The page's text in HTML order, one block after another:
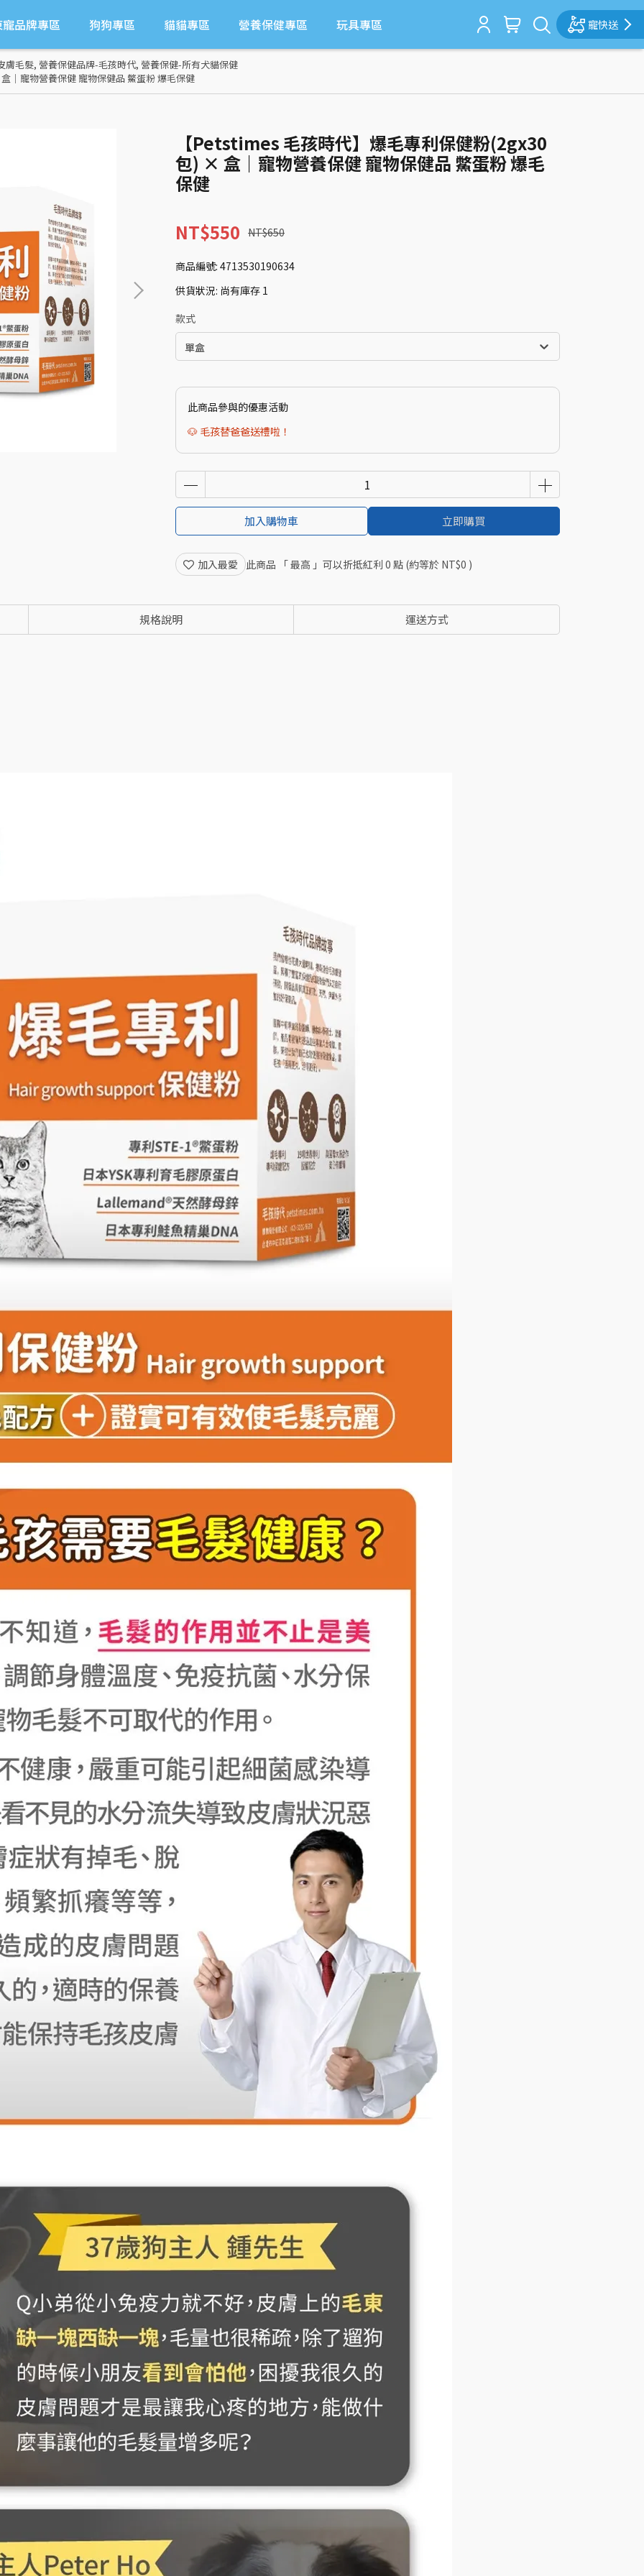
品牌專區 狗狗專區 貓貓專區 營養保健專區 玩具專區 寵快送
膚毛髮, 營養保健品牌-毛孩時代, 營養保健-所有犬貓保健
｜寵物營養保健 寵物保健品 鱉蛋粉 爆毛保健
【Petstimes 毛孩時代】爆毛專利保健粉(2gx30
包) × 盒｜寵物營養保健 寵物保健品 鱉蛋粉 爆毛
保健
NT$550 NT$650
商品編號: 4713530190634
供貨狀況: 尚有庫存 1
款式
此商品參與的優惠活動
🐶 毛孩替爸爸送禮啦！
加入購物車 立即購買
加入最愛 此商品 「 最高 」可以折抵紅利 0 點 (約等於 NT$0 )
規格說明 運送方式